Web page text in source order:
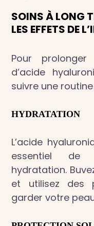
SOINS À LONG
LES EFFETS DE
Pour
d’acide
suivre une
HYDRATATION
L’acide
essentiel de
hydratation.
et utilisez des
garder votre